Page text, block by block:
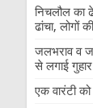
निचलौल का
ढांचा, लोगों
जलभराव व
से लगाई गुहार
एक वारंटी